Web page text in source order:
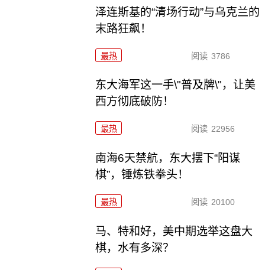
泽连斯基的“清场行动”与乌克兰的
末路狂飙！
最热 阅读 3786
东大海军这一手\"普及牌\"，让美
西方彻底破防！
最热 阅读 22956
南海6天禁航，东大摆下“阳谋
棋”，锤炼铁拳头！
最热 阅读 20100
马、特和好，美中期选举这盘大
棋，水有多深？